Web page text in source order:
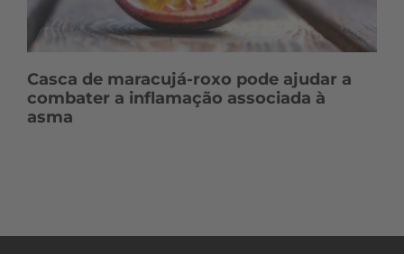
Casca de maracujá-roxo pode ajudar a
combater a inflamação associada à
asma